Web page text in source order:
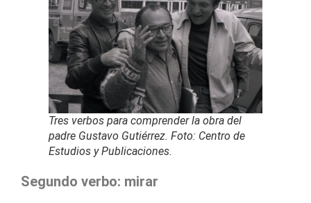
Tres verbos para comprender la obra del
padre Gustavo Gutiérrez. Foto: Centro de
Estudios y Publicaciones.
Segundo verbo: mirar